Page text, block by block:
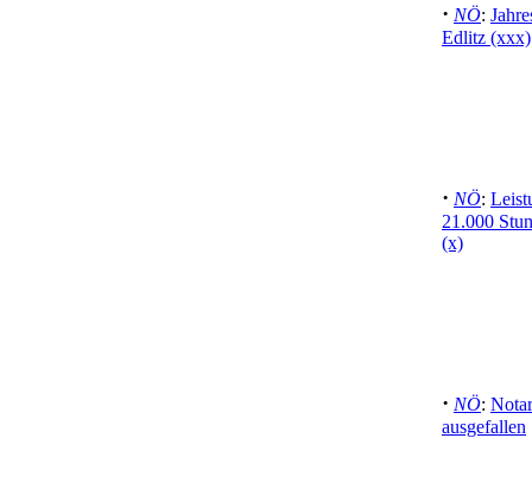
· NÖ:
Edlitz (xxx)
· NÖ:
21.000
(x)
· NÖ:
ausgefallen